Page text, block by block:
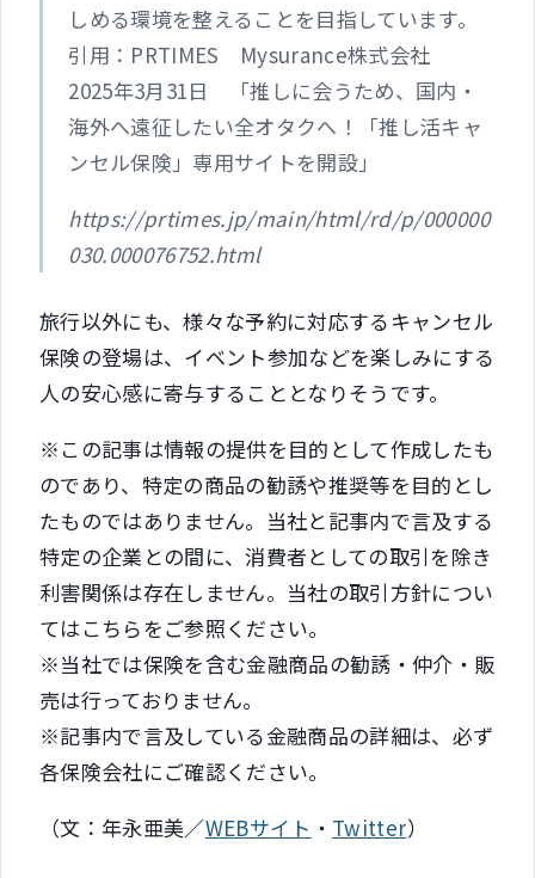
しめる環境を整えることを目指しています。
引用：PRTIMES Mysurance株式会社
2025年3月31日 「推しに会うため、国内・
海外へ遠征したい全オタクへ！「推し活キャ
ンセル保険」専用サイトを開設」
https://prtimes.jp/main/html/rd/p/000000
030.000076752.html
旅行以外にも、様々な予約に対応するキャンセル
保険の登場は、イベント参加などを楽しみにする
人の安心感に寄与することとなりそうです。
※この記事は情報の提供を目的として作成したも
のであり、特定の商品の勧誘や推奨等を目的とし
たものではありません。当社と記事内で言及する
特定の企業との間に、消費者としての取引を除き
利害関係は存在しません。当社の取引方針につい
てはこちらをご参照ください。
※当社では保険を含む金融商品の勧誘・仲介・販
売は行っておりません。
※記事内で言及している金融商品の詳細は、必ず
各保険会社にご確認ください。
（文：年永亜美／WEBサイト ・ Twitter）